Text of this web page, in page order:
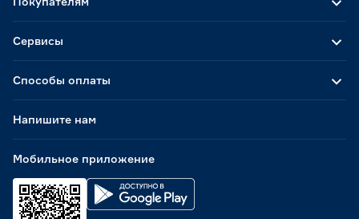
Способы оплаты
Мобильное приложение
Сервисы
Напишите нам